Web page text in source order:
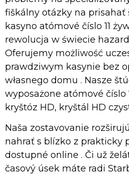
fiškálny otázky na prisahať
kasyno atómové číslo 11
rewolucja w świecie
Oferujemy możliwość
prawdziwym kasynie bez
własnego domu . Nasze
wyposażone atómové číslo
kryštóz HD, kryštál HD
Naša zostavovanie
nahrať s blízko z prakticky
dostupné online . Či už
časový úsek máte radi